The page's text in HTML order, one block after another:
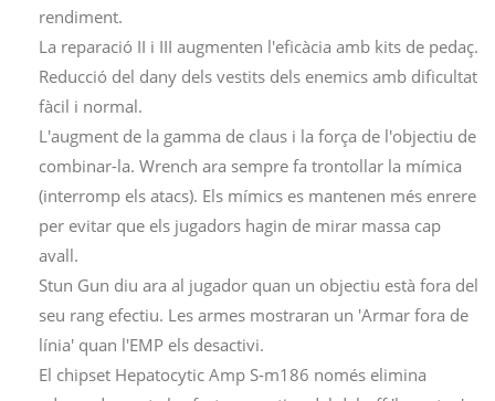
rendiment.
La reparació II i III augmenten l'eficàcia amb kits de pedaç.
Reducció del dany dels vestits dels enemics amb dificultat
fàcil i normal.
L'augment de la gamma de claus i la força de l'objectiu de
combinar-la. Wrench ara sempre fa trontollar la mímica
(interromp els atacs). Els mímics es mantenen més enrere
per evitar que els jugadors hagin de mirar massa cap
avall.
Stun Gun diu ara al jugador quan un objectiu està fora del
seu rang efectiu. Les armes mostraran un 'Armar fora de
línia' quan l'EMP els desactivi.
El chipset Hepatocytic Amp S-m186 només elimina